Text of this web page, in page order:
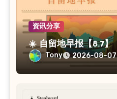
资讯分享
☀️ 自留地早报【8.7】
Tony 2026-08-07